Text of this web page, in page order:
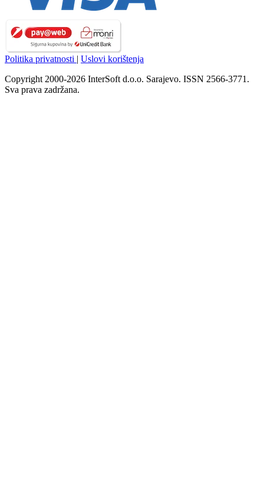
Politika privatnosti | Uslovi korištenja
Copyright 2000-2026 InterSoft d.o.o. Sarajevo. ISSN 2566-3771.
Sva prava zadržana.